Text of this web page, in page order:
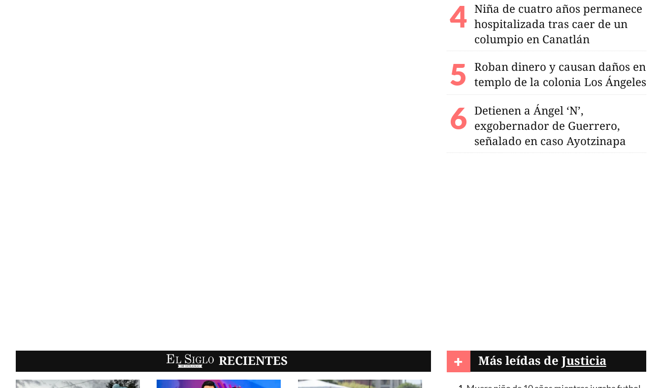
Niña de cuatro años permanece
hospitalizada tras caer de un
columpio en Canatlán
Roban dinero y causan daños en
templo de la colonia Los Ángeles
Detienen a Ángel ‘N’,
exgobernador de Guerrero,
señalado en caso Ayotzinapa
EL SIGLO RECIENTES + Más leídas de Justicia